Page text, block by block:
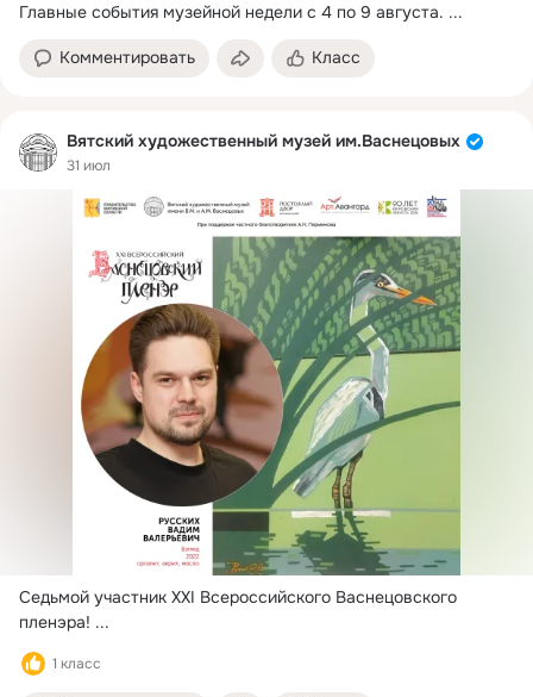
Главные события музейной недели с 4 по 9 августа. ...
Комментировать Класс
Вятский художественный музей им.Васнецовых
31 июл
Седьмой участник XXI Всероссийского Васнецовского
пленэра! ...
1 класс